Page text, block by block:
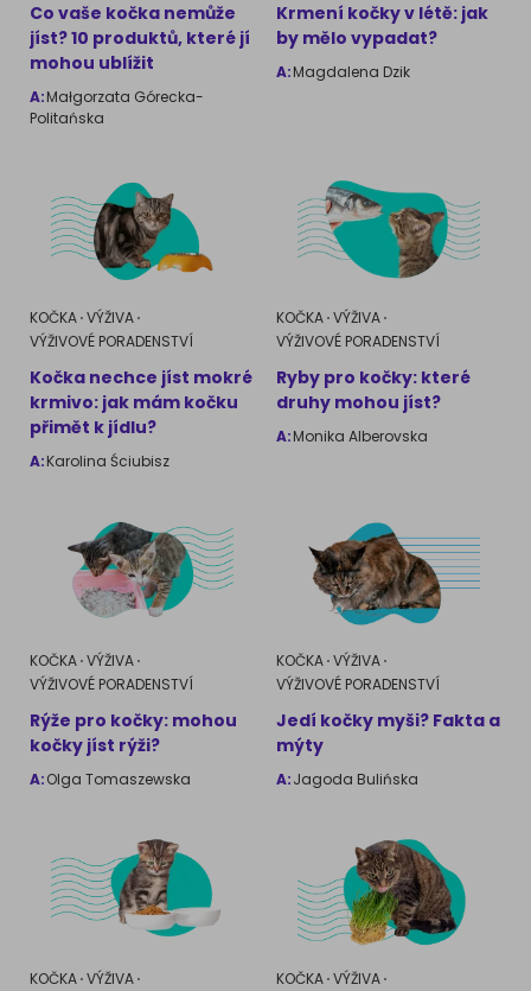
Co vaše kočka nemůže
jíst? 10 produktů, které jí
mohou ublížit
A:Małgorzata Górecka-
Politańska
Krmení kočky v létě: jak
by mělo vypadat?
A:Magdalena Dzik
KOČKA VÝŽIVA
VÝŽIVOVÉ PORADENSTVÍ
Kočka nechce jíst mokré
krmivo: jak mám kočku
přimět k jídlu?
A:Karolina Ściubisz
KOČKA VÝŽIVA
VÝŽIVOVÉ PORADENSTVÍ
Ryby pro kočky: které
druhy mohou jíst?
A:Monika Alberovska
KOČKA VÝŽIVA
VÝŽIVOVÉ PORADENSTVÍ
Rýže pro kočky: mohou
kočky jíst rýži?
A:Olga Tomaszewska
KOČKA VÝŽIVA
VÝŽIVOVÉ PORADENSTVÍ
Jedí kočky myši? Fakta a
mýty
A:Jagoda Bulińska
KOČKA VÝŽIVA
KOČKA VÝŽIVA